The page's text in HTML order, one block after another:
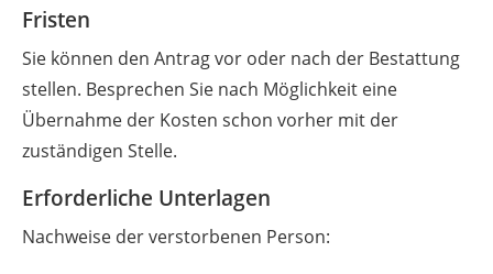
Fristen
Sie können den Antrag vor oder nach der Bestattung
stellen. Besprechen Sie nach Möglichkeit eine
Übernahme der Kosten schon vorher mit der
zuständigen Stelle.
Erforderliche Unterlagen
Nachweise der verstorbenen Person: